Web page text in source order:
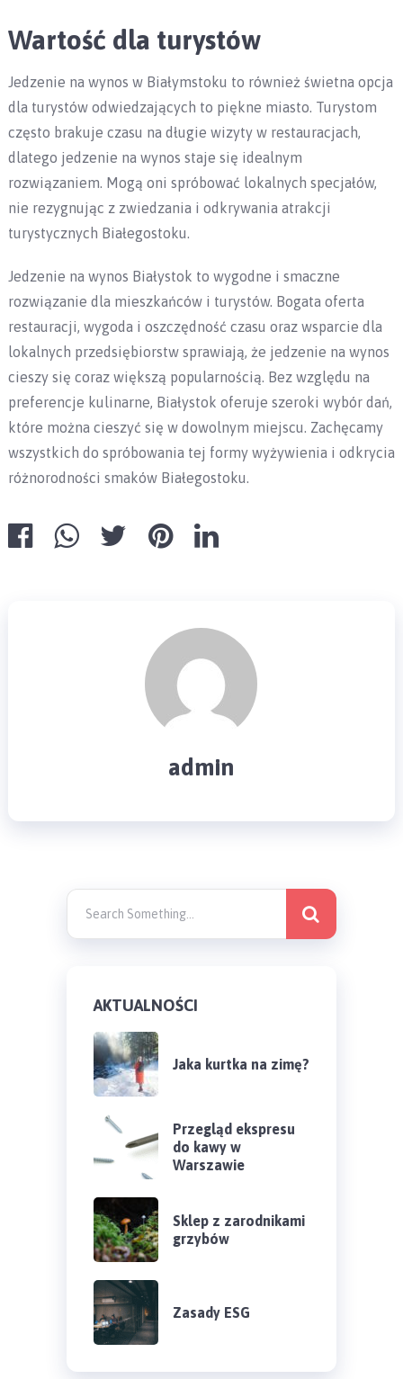
Wartość dla turystów
Jedzenie na wynos w Białymstoku to również świetna opcja
dla turystów odwiedzających to piękne miasto. Turystom
często brakuje czasu na długie wizyty w restauracjach,
dlatego jedzenie na wynos staje się idealnym
rozwiązaniem. Mogą oni spróbować lokalnych specjałów,
nie rezygnując z zwiedzania i odkrywania atrakcji
turystycznych Białegostoku.
Jedzenie na wynos Białystok to wygodne i smaczne
rozwiązanie dla mieszkańców i turystów. Bogata oferta
restauracji, wygoda i oszczędność czasu oraz wsparcie dla
lokalnych przedsiębiorstw sprawiają, że jedzenie na wynos
cieszy się coraz większą popularnością. Bez względu na
preferencje kulinarne, Białystok oferuje szeroki wybór dań,
które można cieszyć się w dowolnym miejscu. Zachęcamy
wszystkich do spróbowania tej formy wyżywienia i odkrycia
różnorodności smaków Białegostoku.
admin
AKTUALNOŚCI
Jaka kurtka na zimę?
Przegląd ekspresu
do kawy w
Warszawie
Sklep z zarodnikami
grzybów
Zasady ESG